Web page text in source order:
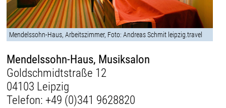
Mendelssohn-Haus, Arbeitszimmer, Foto: Andreas Schmit leipzig.travel
Mendelssohn-Haus, Musiksalon
Goldschmidtstraße 12
04103 Leipzig
Telefon: +49 (0)341 9628820